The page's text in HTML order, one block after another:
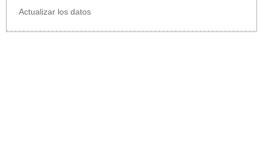
Actualizar los datos